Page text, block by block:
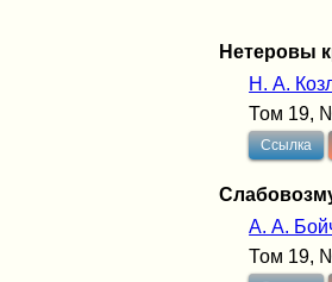
Нетеровы
Н. А.
Том 19,
Ссылка
А. А.
Том 19,